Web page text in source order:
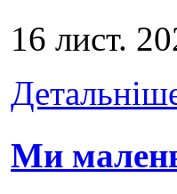
16 лист.
Ми